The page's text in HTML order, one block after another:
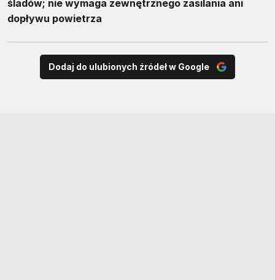
śladów; nie wymaga zewnętrznego zasilania ani
dopływu powietrza
Dodaj do ulubionych źródeł w Google